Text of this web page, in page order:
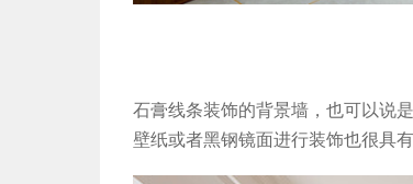
石膏线条装饰的背景墙，也可以说
壁纸或者黑钢镜面进行装饰也很具有